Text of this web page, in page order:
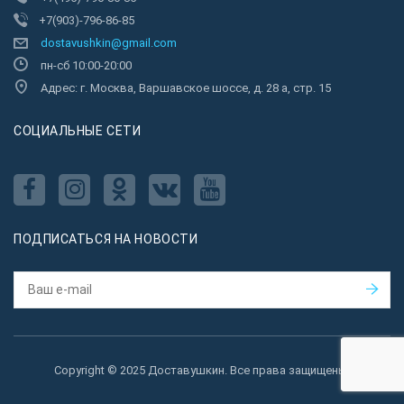
+7(903)-796-86-85
dostavushkin@gmail.com
пн-сб 10:00-20:00
Адрес: г. Москва, Варшавское шоссе, д. 28 а, стр. 15
CОЦИАЛЬНЫЕ СЕТИ
ПОДПИСАТЬСЯ НА НОВОСТИ
Copyright © 2025 Доставушкин. Все права защищены.